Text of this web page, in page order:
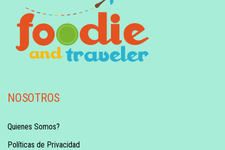
NOSOTROS
Quienes Somos?
Políticas de Privacidad